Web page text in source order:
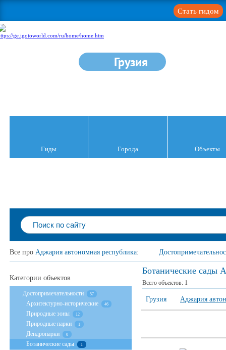
Стать гидом
Грузия
Гиды Города Объекты
Все про Аджария автономная республика:
Ботанические сады
Всего объектов: 1
Грузия Аджария
Категории объектов
Достопримечательности 57
Архитектурно-исторические 46
Природные зоны 12
Природные парки 1
Дендропарки 0
Ботанические сады 1